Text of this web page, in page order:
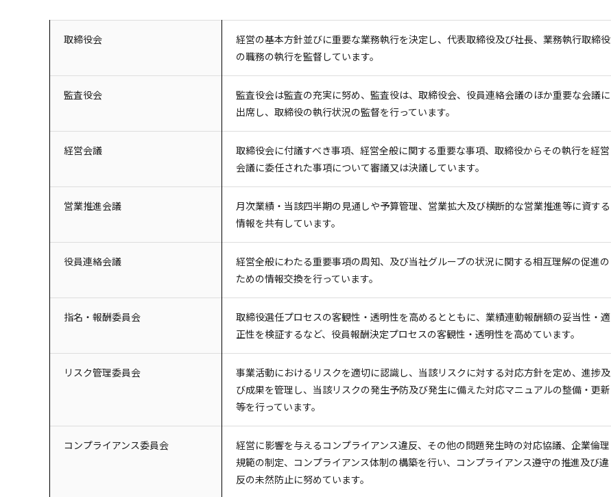
取締役会
経営の基本方針並びに重要な業務執行を決定し、代表取締役及び社長、業務執行取締役
の職務の執行を監督しています。
監査役会
監査役会は監査の充実に努め、監査役は、取締役会、役員連絡会議のほか重要な会議に
出席し、取締役の執行状況の監督を行っています。
経営会議
取締役会に付議すべき事項、経営全般に関する重要な事項、取締役からその執行を経営
会議に委任された事項について審議又は決議しています。
営業推進会議
月次業績・当該四半期の見通しや予算管理、営業拡大及び横断的な営業推進等に資する
情報を共有しています。
役員連絡会議
経営全般にわたる重要事項の周知、及び当社グループの状況に関する相互理解の促進の
ための情報交換を行っています。
指名・報酬委員会
取締役選任プロセスの客観性・透明性を高めるとともに、業績連動報酬額の妥当性・適
正性を検証するなど、役員報酬決定プロセスの客観性・透明性を高めています。
リスク管理委員会
事業活動におけるリスクを適切に認識し、当該リスクに対する対応方針を定め、進捗及
び成果を管理し、当該リスクの発生予防及び発生に備えた対応マニュアルの整備・更新
等を行っています。
コンプライアンス委員会
経営に影響を与えるコンプライアンス違反、その他の問題発生時の対応協議、企業倫理
規範の制定、コンプライアンス体制の構築を行い、コンプライアンス遵守の推進及び違
反の未然防止に努めています。